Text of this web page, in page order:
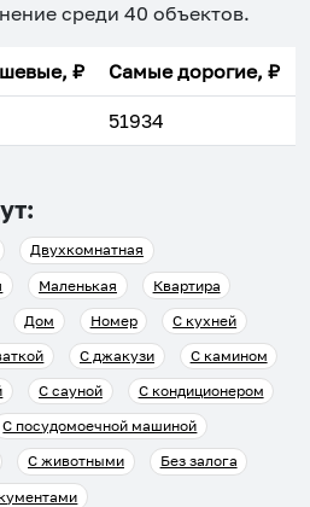
среди 40 объектов.
₽ Самые дорогие, ₽
51934
Двухкомнатная
Маленькая
Квартира
Дом Номер
С кухней
С джакузи
С камином
С сауной
С кондиционером
С посудомоечной машиной
С животными
Без залога